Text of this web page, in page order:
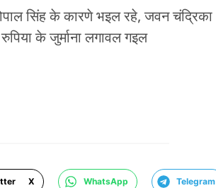
सिंह के कारणे भइल रहे, जवन चंद्रिका
के जुर्माना लगावल गइल
X WhatsApp Telegram